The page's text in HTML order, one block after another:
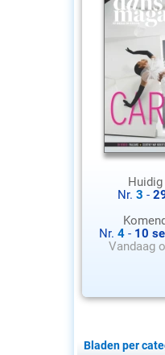
Nr. 3 -
Nr. 4 - 10
Vandaag
Bladen per